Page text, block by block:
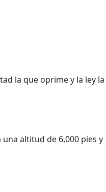
la que oprime y la ley
altitud de 6,000 pies y